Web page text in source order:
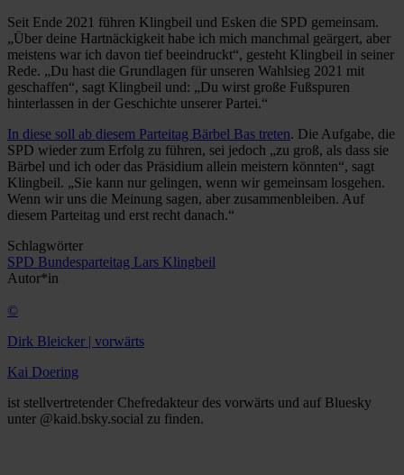
Seit Ende 2021 führen Klingbeil und Esken die SPD gemeinsam.
„Über deine Hartnäckigkeit habe ich mich manchmal geärgert, aber
meistens war ich davon tief beeindruckt“, gesteht Klingbeil in seiner
Rede. „Du hast die Grundlagen für unseren Wahlsieg 2021 mit
geschaffen“, sagt Klingbeil und: „Du wirst große Fußspuren
hinterlassen in der Geschichte unserer Partei.“
In diese soll ab diesem Parteitag Bärbel Bas treten. Die Aufgabe, die
SPD wieder zum Erfolg zu führen, sei jedoch „zu groß, als dass sie
Bärbel und ich oder das Präsidium allein meistern könnten“, sagt
Klingbeil. „Sie kann nur gelingen, wenn wir gemeinsam losgehen.
Wenn wir uns die Meinung sagen, aber zusammenbleiben. Auf
diesem Parteitag und erst recht danach.“
Schlagwörter
SPD Bundesparteitag Lars Klingbeil
Autor*in
©
Dirk Bleicker | vorwärts
Kai Doering
ist stellvertretender Chefredakteur des vorwärts und auf Bluesky
unter @kaid.bsky.social zu finden.